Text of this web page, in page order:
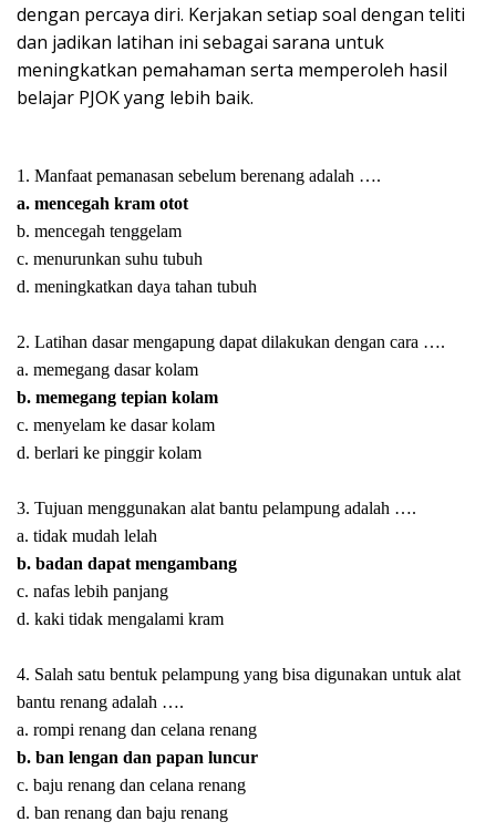
dengan percaya diri. Kerjakan setiap soal dengan teliti
dan jadikan latihan ini sebagai sarana untuk
meningkatkan pemahaman serta memperoleh hasil
belajar PJOK yang lebih baik.
1. Manfaat pemanasan sebelum berenang adalah ….
a. mencegah kram otot
b. mencegah tenggelam
c. menurunkan suhu tubuh
d. meningkatkan daya tahan tubuh
2. Latihan dasar mengapung dapat dilakukan dengan cara ….
a. memegang dasar kolam
b. memegang tepian kolam
c. menyelam ke dasar kolam
d. berlari ke pinggir kolam
3. Tujuan menggunakan alat bantu pelampung adalah ….
a. tidak mudah lelah
b. badan dapat mengambang
c. nafas lebih panjang
d. kaki tidak mengalami kram
4. Salah satu bentuk pelampung yang bisa digunakan untuk alat
bantu renang adalah ….
a. rompi renang dan celana renang
b. ban lengan dan papan luncur
c. baju renang dan celana renang
d. ban renang dan baju renang